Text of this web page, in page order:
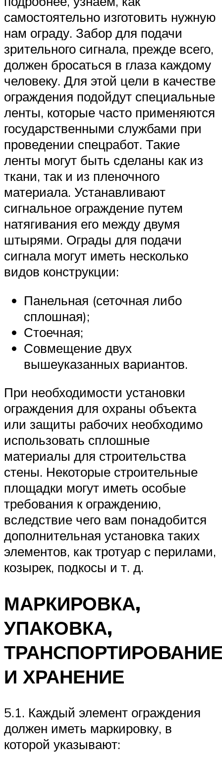
самостоятельно изготовить нужную
нам ограду. Забор для подачи
зрительного сигнала, прежде всего,
должен бросаться в глаза каждому
человеку. Для этой цели в качестве
ограждения подойдут специальные
ленты, которые часто применяются
государственными службами при
проведении спецработ. Такие
ленты могут быть сделаны как из
ткани, так и из пленочного
материала. Устанавливают
сигнальное ограждение путем
натягивания его между двумя
штырями. Ограды для подачи
сигнала могут иметь несколько
видов конструкции:
Панельная (сеточная либо
сплошная);
Стоечная;
Совмещение двух
вышеуказанных вариантов.
При необходимости установки
ограждения для охраны объекта
или защиты рабочих необходимо
использовать сплошные
материалы для строительства
стены. Некоторые строительные
площадки могут иметь особые
требования к ограждению,
вследствие чего вам понадобится
дополнительная установка таких
элементов, как тротуар с перилами,
козырек, подкосы и т. д.
МАРКИРОВКА,
УПАКОВКА,
И ХРАНЕНИЕ
5.1. Каждый элемент ограждения
должен иметь маркировку, в
которой указывают: